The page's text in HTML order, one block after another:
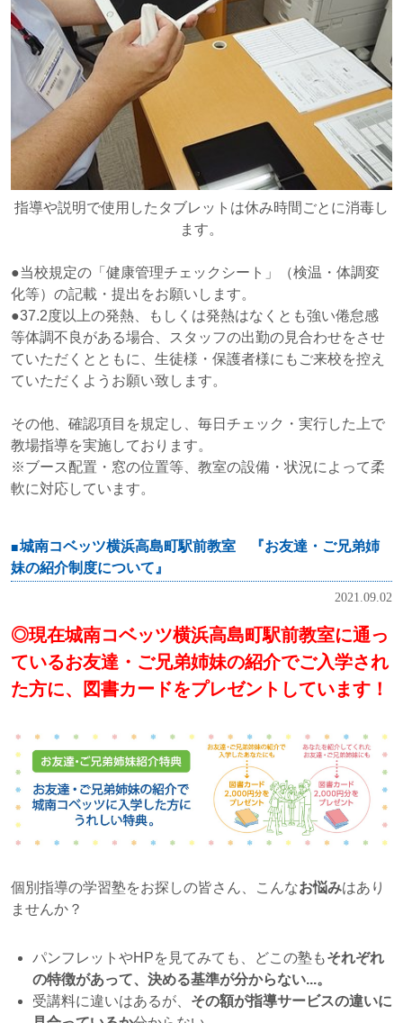
指導や説明で使用したタブレットは休み時間ごとに消毒し
ます。
●当校規定の「健康管理チェックシート」（検温・体調変
化等）の記載・提出をお願いします。
●37.2度以上の発熱、もしくは発熱はなくとも強い倦怠感
等体調不良がある場合、スタッフの出勤の見合わせをさせ
ていただくとともに、生徒様・保護者様にもご来校を控え
ていただくようお願い致します。
その他、確認項目を規定し、毎日チェック・実行した上で
教場指導を実施しております。
※ブース配置・窓の位置等、教室の設備・状況によって柔
軟に対応しています。
城南コベッツ横浜高島町駅前教室 『お友達・ご兄弟姉
妹の紹介制度について』
2021.09.02
◎現在城南コベッツ横浜高島町駅前教室に通っ
ているお友達・ご兄弟姉妹の紹介でご入学され
た方に、図書カードをプレゼントしています！
個別指導の学習塾をお探しの皆さん、こんなお悩みはあり
ませんか？
パンフレットやHPを見てみても、どこの塾もそれぞれ
の特徴があって、決める基準が分からない...。
受講料に違いはあるが、 その額が指導サービスの違いに